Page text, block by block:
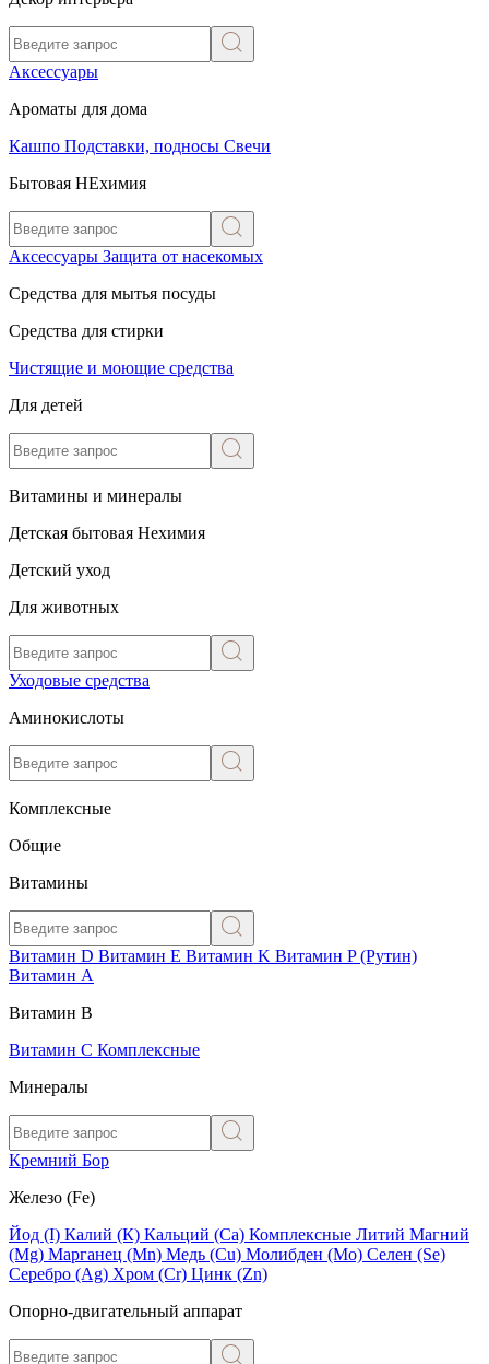
Аксессуары
Ароматы для дома
Кашпо Подставки, подносы Свечи
Бытовая НЕхимия
Аксессуары Защита от насекомых
Средства для мытья посуды
Средства для стирки
Чистящие и моющие средства
Для детей
Витамины и минералы
Детская бытовая Нехимия
Детский уход
Для животных
Уходовые средства
Аминокислоты
Комплексные
Общие
Витамины
Витамин D Витамин E Витамин K Витамин P (Рутин)
Витамин А
Витамин В
Витамин C Комплексные
Минералы
Кремний Бор
Железо (Fe)
Йод (I) Калий (К) Кальций (Са) Комплексные Литий Магний
(Mg) Марганец (Mn) Медь (Сu) Молибден (Мо) Селен (Se)
Серебро (Ag) Хром (Cr) Цинк (Zn)
Опорно-двигательный аппарат